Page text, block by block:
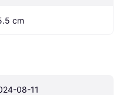
cm
08-11